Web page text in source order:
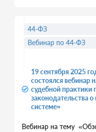
19 сентября 2025
состоялся вебинар
судебной практики
законодательства
системе»
Вебинар на тему
44-ФЗ
Вебинар по 44-ФЗ